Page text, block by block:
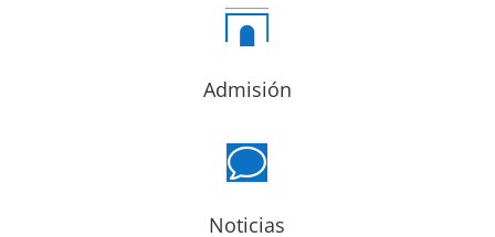

Admisión
v
Noticias